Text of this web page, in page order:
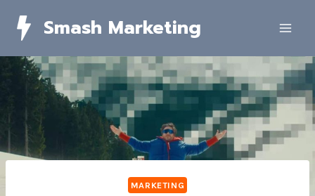
Smash Marketing
MARKETING